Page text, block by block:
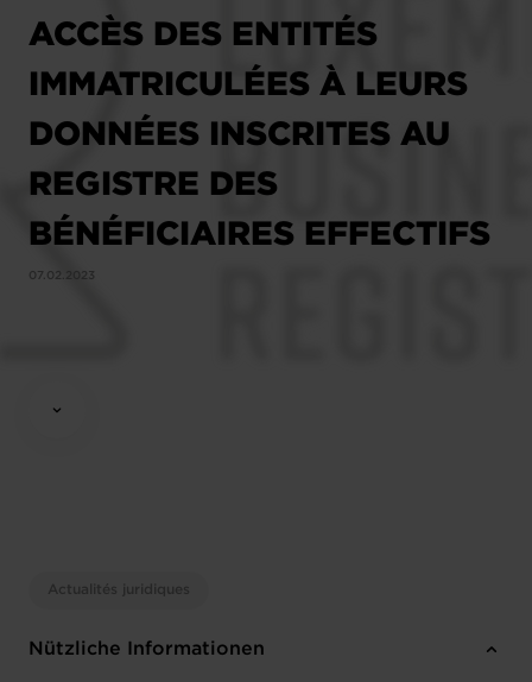
ACCÈS DES ENTITÉS
IMMATRICULÉES À LEURS
DONNÉES INSCRITES AU
REGISTRE DES
BÉNÉFICIAIRES EFFECTIFS
07.02.2023
Actualités juridiques
Nützliche Informationen